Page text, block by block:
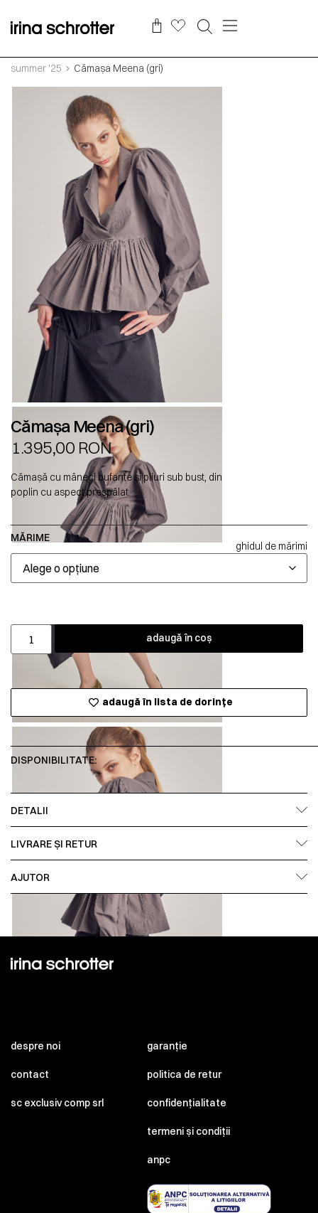
summer '25 Cămașa Meena (gri)
Cămașa Meena (gri)
1.395,00 RON
Cămașă cu mâneci bufante și pliuri sub bust, din
poplin cu aspect prespălat.
MĂRIME
ghidul de mărimi
adaugă în coș
adaugă în lista de dorințe
DISPONIBILITATE:
DETALII
LIVRARE ȘI RETUR
AJUTOR
despre noi
contact
sc exclusiv comp srl
garanție
politica de retur
confidențialitate
termeni și condiții
anpc